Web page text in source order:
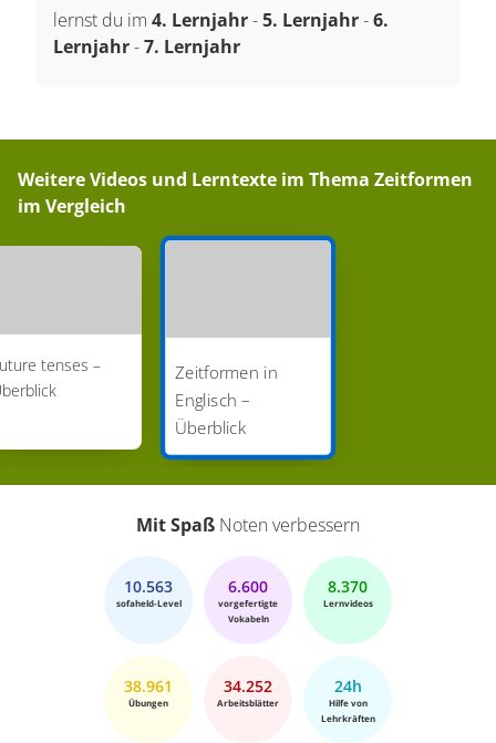
lernst du im 4. Lernjahr-5. Lernjahr-6.
Lernjahr-7. Lernjahr
Weitere Videos und Lerntexte im Thema Zeitformen
im Vergleich
tenses –
Zeitformen in
Englisch –
Überblick
Mit Spaß Noten verbessern
10.563
sofaheld-Level
6.600
vorgefertigte
Vokabeln
8.370
Lernvideos
38.961
Übungen
34.252
Arbeitsblätter
24h
Hilfe von
Lehrkräften